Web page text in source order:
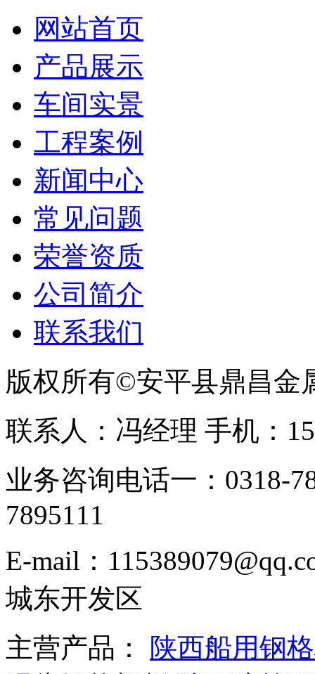
网站首页
产品展示
车间实景
工程案例
新闻中心
常见问题
荣誉资质
公司简介
联系我们
版权所有©安平县鼎昌金
联系人：冯经理 手机：
业务咨询电话一：0318-
7895111
E-mail：
城东开发区
主营产品： 陕西船用钢